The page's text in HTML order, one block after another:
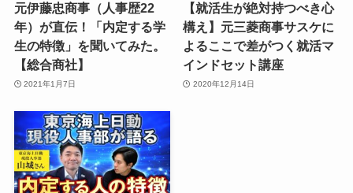
元伊藤忠商事（人事歴22
年）が直伝！「内定する学
生の特徴」を聞いてみた。
【総合商社】
2021年1月7日
【就活生が絶対持つべき心
構え】元三菱商事サスケに
よるここで差がつく就活マ
インドセット講座
2020年12月14日